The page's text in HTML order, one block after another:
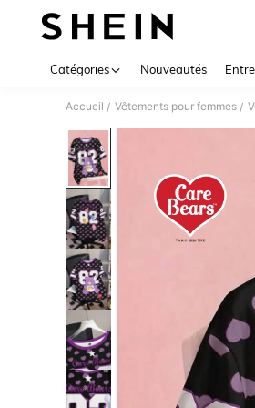
Catégories Nouveautés
Accueil / Vêtements pour femmes /